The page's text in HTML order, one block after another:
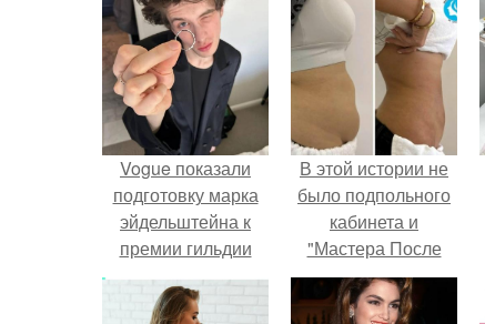
Vogue показали
подготовку марка
эйдельштейна к
премии гильдии
актеров США.
В этой истории не
было подпольного
кабинета и
"Мастера После
Двухнедельных
Курсов".